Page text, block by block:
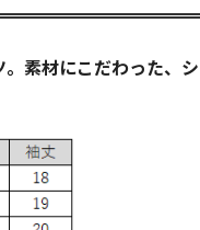
。素材にこだわった